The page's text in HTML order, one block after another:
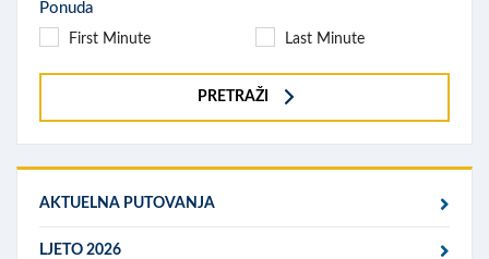
Ponuda
First Minute Last Minute
PRETRAŽI
AKTUELNA PUTOVANJA
LJETO 2026